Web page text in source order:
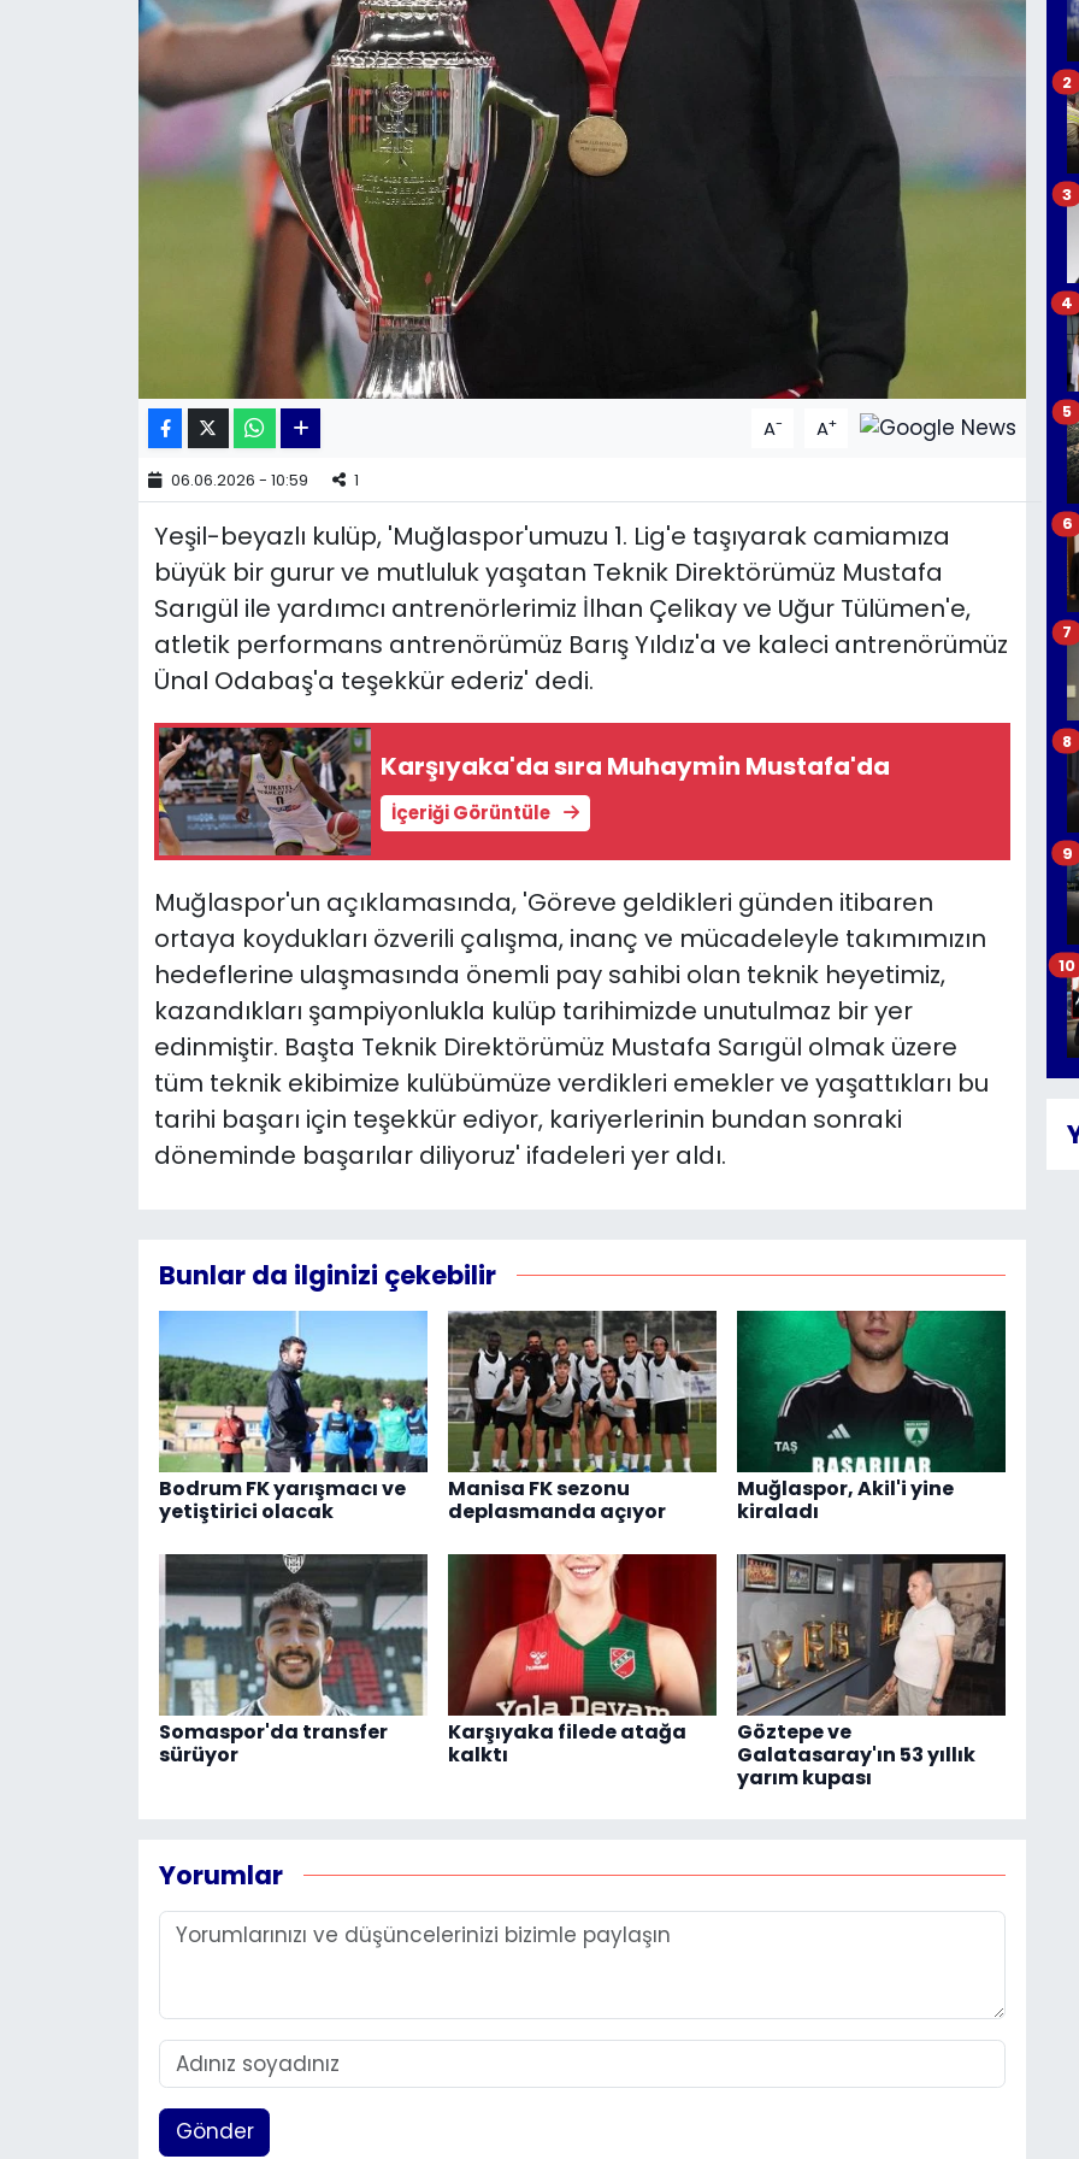
A- A+
06.06.2026 - 10:59 1
Yeşil-beyazlı kulüp, 'Muğlaspor'umuzu 1. Lig'e taşıyarak camiamıza
büyük bir gurur ve mutluluk yaşatan Teknik Direktörümüz Mustafa
Sarıgül ile yardımcı antrenörlerimiz İlhan Çelikay ve Uğur Tülümen'e,
atletik performans antrenörümüz Barış Yıldız'a ve kaleci antrenörümüz
Ünal Odabaş'a teşekkür ederiz' dedi.
Karşıyaka'da sıra Muhaymin Mustafa'da
İçeriği Görüntüle
Muğlaspor'un açıklamasında, 'Göreve geldikleri günden itibaren
ortaya koydukları özverili çalışma, inanç ve mücadeleyle takımımızın
hedeflerine ulaşmasında önemli pay sahibi olan teknik heyetimiz,
kazandıkları şampiyonlukla kulüp tarihimizde unutulmaz bir yer
edinmiştir. Başta Teknik Direktörümüz Mustafa Sarıgül olmak üzere
tüm teknik ekibimize kulübümüze verdikleri emekler ve yaşattıkları bu
tarihi başarı için teşekkür ediyor, kariyerlerinin bundan sonraki
döneminde başarılar diliyoruz' ifadeleri yer aldı.
Bunlar da ilginizi çekebilir
Bodrum FK yarışmacı ve
yetiştirici olacak
Manisa FK sezonu
deplasmanda açıyor
Muğlaspor, Akil'i yine
kiraladı
Somaspor'da transfer
sürüyor
Karşıyaka filede atağa
kalktı
Göztepe ve
Galatasaray'ın 53 yıllık
yarım kupası
Yorumlar
Gönder
2
3
4
5
6
7
8
9
10
KÜLTÜR SANAT
MAGAZİN
POLİTİKA
TEKNOLOJİ
YEREL POLİTİKA
YEREL YÖNETİMLER